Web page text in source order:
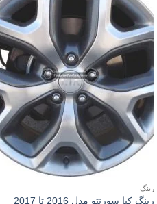
رینگ
رینگ کیا سورنتو مدل 2016 تا 2017